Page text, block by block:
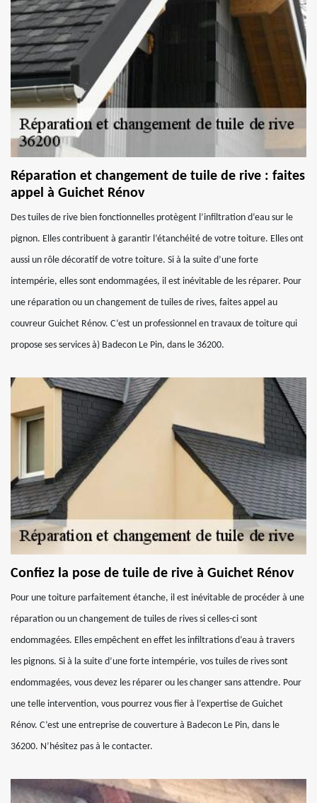
Réparation et changement de tuile de rive : faites
appel à Guichet Rénov
Des tuiles de rive bien fonctionnelles protègent l’infiltration d’eau sur le
pignon. Elles contribuent à garantir l’étanchéité de votre toiture. Elles ont
aussi un rôle décoratif de votre toiture. Si à la suite d’une forte
intempérie, elles sont endommagées, il est inévitable de les réparer. Pour
une réparation ou un changement de tuiles de rives, faites appel au
couvreur Guichet Rénov. C’est un professionnel en travaux de toiture qui
propose ses services à) Badecon Le Pin, dans le 36200.
Confiez la pose de tuile de rive à Guichet Rénov
Pour une toiture parfaitement étanche, il est inévitable de procéder à une
réparation ou un changement de tuiles de rives si celles-ci sont
endommagées. Elles empêchent en effet les infiltrations d’eau à travers
les pignons. Si à la suite d’une forte intempérie, vos tuiles de rives sont
endommagées, vous devez les réparer ou les changer sans attendre. Pour
une telle intervention, vous pourrez vous fier à l’expertise de Guichet
Rénov. C’est une entreprise de couverture à Badecon Le Pin, dans le
36200. N’hésitez pas à le contacter.